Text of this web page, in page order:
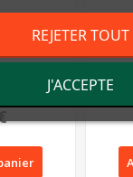
PLUS -
MARTEAU
REJETER TOUT
J'ACCEPTE